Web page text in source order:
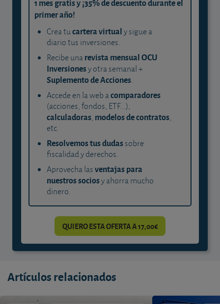
1 mes gratis y ¡35% de descuento durante el
primer año!
Crea tucartera virtualy sigue a
diario tus inversiones.
Recibe unarevista mensual OCU
Inversionesy otra semanal +
Suplemento de Acciones.
Accede en la web acomparadores
(acciones, fondos, ETF...),
calculadoras, modelos de contratos,
etc.
Resolvemos tus dudassobre
fiscalidad y derechos.
Aprovecha lasventajas para
nuestros sociosy ahorra mucho
dinero.
QUIERO ESTA OFERTA A 17,00€
Artículos relacionados